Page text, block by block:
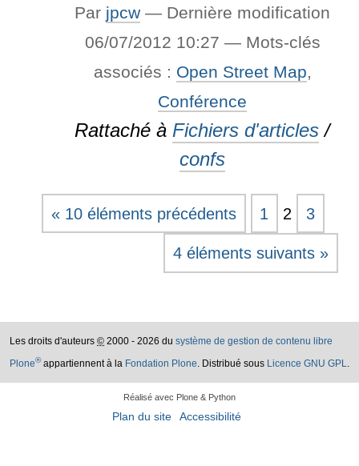
Par jpcw — Dernière modification
06/07/2012 10:27 — Mots-clés
associés : Open Street Map,
Conférence
Rattaché à Fichiers d'articles /
confs
« 10 éléments précédents
4 éléments suivants »
1 2 3
Les droits d'auteurs © 2000 - 2026 du système de gestion de contenu libre
Plone®appartiennent à la Fondation Plone. Distribué sous Licence GNU GPL.
Réalisé avec Plone & Python
Plan du site Accessibilité